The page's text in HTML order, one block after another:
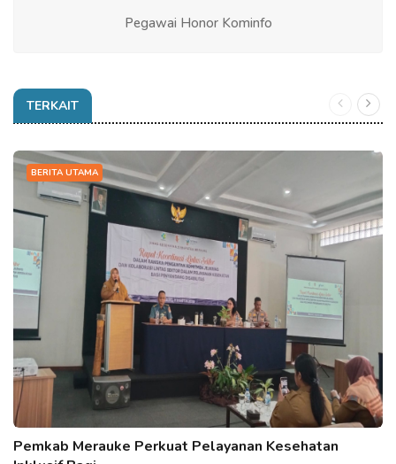
Pegawai Honor Kominfo
TERKAIT
BERITA UTAMA
Pemkab Merauke Perkuat Pelayanan Kesehatan